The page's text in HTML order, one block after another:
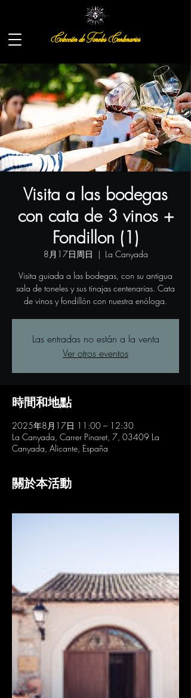
Colección de Toneles Centenarios
Visita a las bodegas
con cata de 3 vinos +
Fondillon (1)
8月17日周日
  |
La Canyada
Visita guiada a las bodegas, con su antigua
sala de toneles y sus tinajas centenarias. Cata
de vinos y fondillón con nuestra enóloga.
Las entradas no están a la venta
Ver otros eventos
時間和地點
2025年8月17日 11:00 – 12:30
La Canyada, Carrer Pinaret, 7, 03409 La
Canyada, Alicante, España
關於本活動